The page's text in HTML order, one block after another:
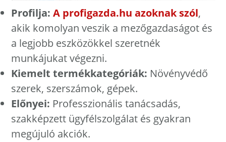
Profilja: A profigazda.hu azoknak szól,
akik komolyan veszik a mezőgazdaságot és
a legjobb eszközökkel szeretnék
munkájukat végezni.
Kiemelt termékkategóriák: Növényvédő
szerek, szerszámok, gépek.
Előnyei: Professzionális tanácsadás,
szakképzett ügyfélszolgálat és gyakran
megújuló akciók.